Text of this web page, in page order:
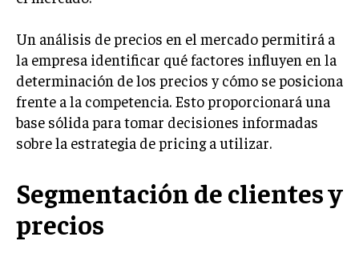
EMPRENDIMIENTO
PLANIFICACIÓN EMPRESARIAL
FINANZAS
FINANZAS Y CONTABILIDAD
INVERSIONES Y MERCADOS FINANCIEROS
CONTABILIDAD EMPRESARIAL
Un análisis de precios en el mercado permitirá a
la empresa identificar qué factores influyen en la
determinación de los precios y cómo se posiciona
frente a la competencia. Esto proporcionará una
base sólida para tomar decisiones informadas
sobre la estrategia de pricing a utilizar.
Segmentación de clientes y
precios